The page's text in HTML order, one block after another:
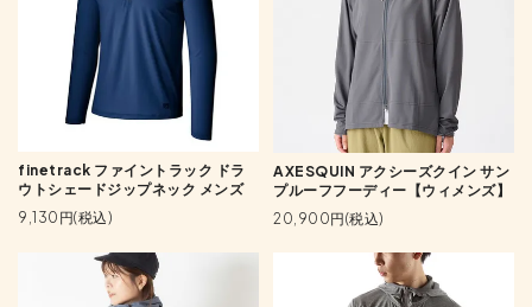
finetrack ファイントラック ドラ
ウトシェードジップネック メンズ
9,130円(税込)
AXESQUIN アクシーズクイン サン
プルーフフーディー【ウィメンズ】
20,900円(税込)